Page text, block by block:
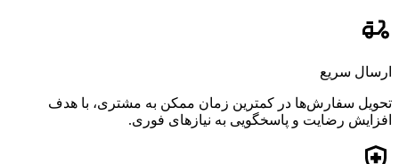
ارسال سریع
تحویل سفارش‌ها در کمترین زمان ممکن به مشتری، با هدف
افزایش رضایت و پاسخگویی به نیازهای فوری.